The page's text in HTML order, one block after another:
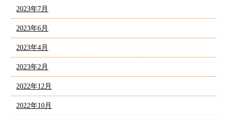
2023年7月
2023年6月
2023年4月
2023年2月
2022年12月
2022年10月